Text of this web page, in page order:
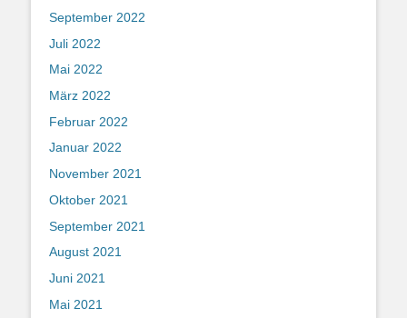
September 2022
Juli 2022
Mai 2022
März 2022
Februar 2022
Januar 2022
November 2021
Oktober 2021
September 2021
August 2021
Juni 2021
Mai 2021